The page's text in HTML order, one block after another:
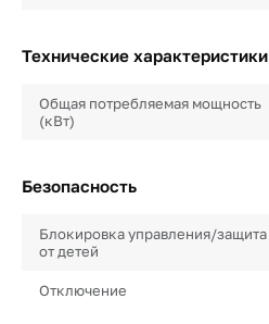
Технические характеристики
Общая потребляемая мощность
(кВт)
Безопасность
Блокировка управления/защита
от детей
Отключение